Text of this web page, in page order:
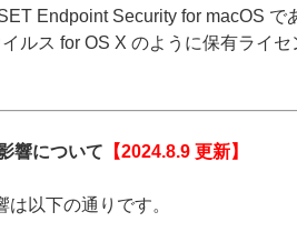
Endpoint Security for macOS
ルス for OS X のように保有ライ
響について 【2024.8.9 更新】
以下の通りです。